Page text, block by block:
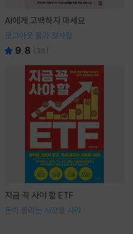
AI에게 고백하지 마세요
로그아웃 불가 첫사랑
9.8 ( 35)
지금 꼭 사야 할 ETF
돈이 몰리는 시장을 사라